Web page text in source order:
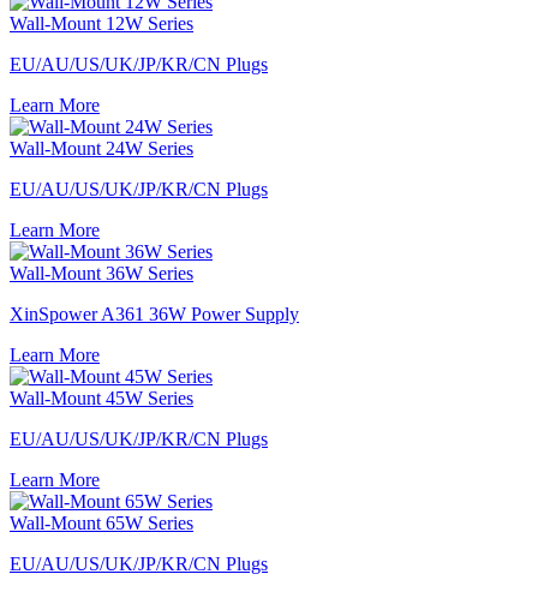
Wall-Mount 12W Series
EU/AU/US/UK/JP/KR/CN Plugs
Learn More
Wall-Mount 24W Series
EU/AU/US/UK/JP/KR/CN Plugs
Learn More
Wall-Mount 36W Series
XinSpower A361 36W Power Supply
Learn More
Wall-Mount 45W Series
EU/AU/US/UK/JP/KR/CN Plugs
Learn More
Wall-Mount 65W Series
EU/AU/US/UK/JP/KR/CN Plugs